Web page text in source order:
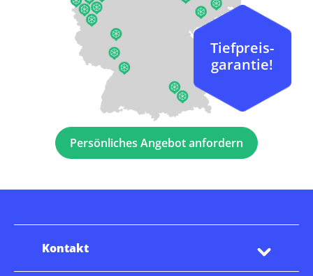
Persönliches Angebot anfordern
Tiefpreis-
garantie!
Kontakt